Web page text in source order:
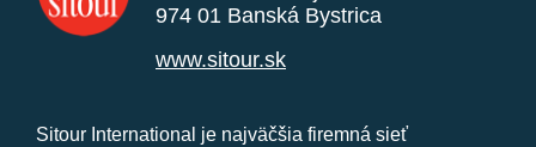
974 01 Banská Bystrica
www.sitour.sk
Sitour International je najväčšia firemná sieť